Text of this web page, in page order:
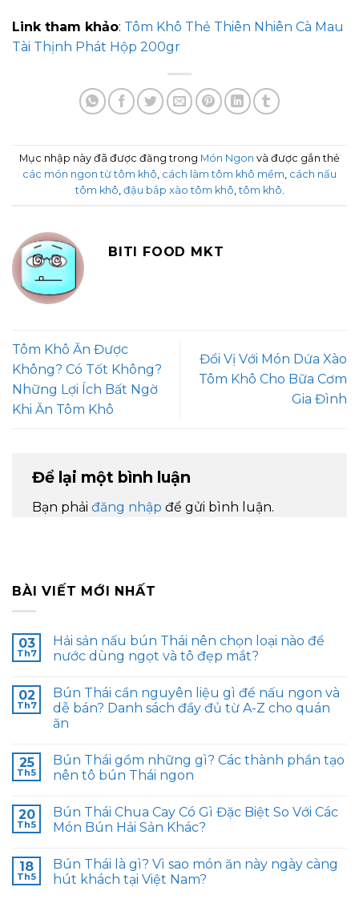
Link tham khảo: Tôm Khô Thẻ Thiên Nhiên Cà Mau
Tài Thịnh Phát Hộp 200gr
Mục nhập này đã được đăng trong Món Ngon và được gắn thẻ
các món ngon từ tôm khô, cách làm tôm khô mềm, cách nấu
tôm khô, đậu bắp xào tôm khô,tôm khô.
BITI FOOD MKT
Tôm Khô Ăn Được
Không? Có Tốt Không?
Những Lợi Ích Bất Ngờ
Khi Ăn Tôm Khô
Đổi Vị Với Món Dứa Xào
Tôm Khô Cho Bữa Cơm
Gia Đình
Để lại một bình luận
Bạn phải đăng nhập để gửi bình luận.
BÀI VIẾT MỚI NHẤT
03
Th7
Hải sản nấu bún Thái nên chọn loại nào để
nước dùng ngọt và tô đẹp mắt?
02
Th7
Bún Thái cần nguyên liệu gì để nấu ngon và
dễ bán? Danh sách đầy đủ từ A-Z cho quán
ăn
25
Th5
Bún Thái gồm những gì? Các thành phần tạo
nên tô bún Thái ngon
20
Th5
Bún Thái Chua Cay Có Gì Đặc Biệt So Với Các
Món Bún Hải Sản Khác?
18
Th5
Bún Thái là gì? Vì sao món ăn này ngày càng
hút khách tại Việt Nam?